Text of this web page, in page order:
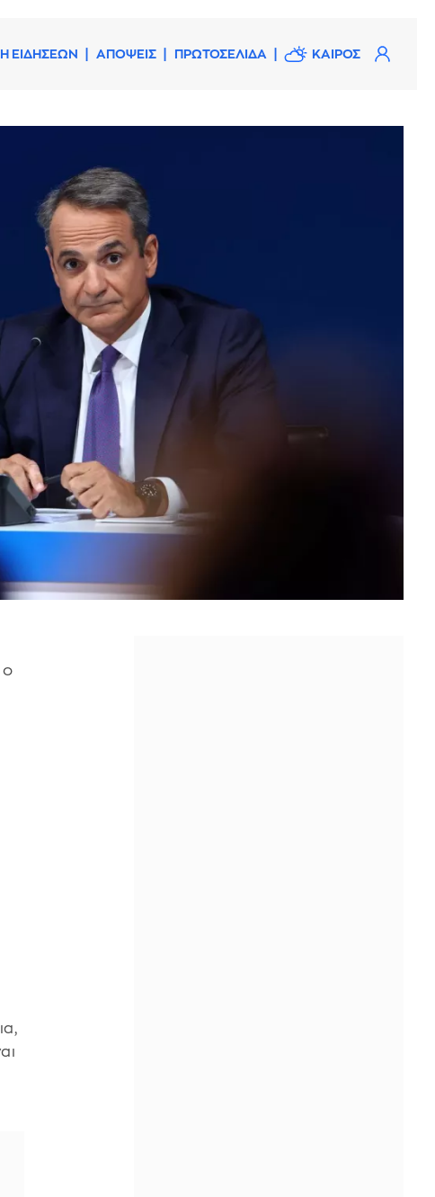
ΕΙΔΗΣΕΩΝ ΑΠΟΨΕΙΣ ΠΡΩΤΟΣΕΛΙΔΑ ΚΑΙΡΟΣ
ο